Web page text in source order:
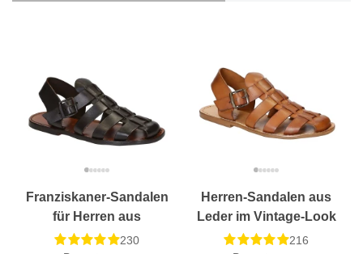
Franziskaner-Sandalen
für Herren aus
dunkelbraunem Leder
230
Herren-Sandalen aus
Leder im Vintage-Look
in Italien von
216